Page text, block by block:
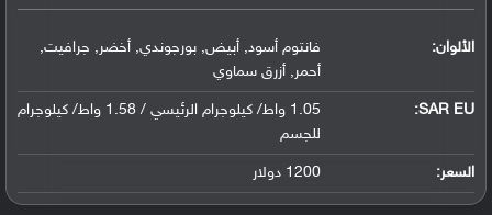
الألوان:
فانتوم أسود, أبيض, بورجوندي, أخضر, جرافيت,
أحمر, أزرق سماوي
SAR EU:
1.05 واط/ كيلوجرام الرئيسي / 1.58 واط/ كيلوجرام
للجسم
السعر: 1200 دولار